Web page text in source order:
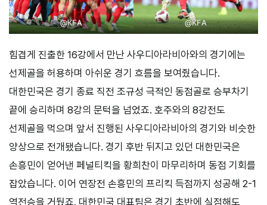
@KFA @KFA
힘겹게 진출한 16강에서 만난 사우디아라비아와의 경기에는
선제골을 허용하며 아쉬운 경기 흐름을 보여줬습니다.
대한민국은 경기 종료 직전 조규성 극적인 동점골로 승부차기
끝에 승리하며 8강의 문턱을 넘었죠. 호주와의 8강전도
선제골을 먹으며 앞서 진행된 사우디아라비아의 경기와 비슷한
양상으로 전개됐습니다. 경기 후반 뒤지고 있던 대한민국은
손흥민이 얻어낸 페널티킥을 황희찬이 마무리하며 동점 기회를
잡았습니다. 이어 연장전 손흥민의 프리킥 득점까지 성공해 2-1
역전승을 거뒀죠. 대한민국 대표팀은 경기 초반에 실점해도